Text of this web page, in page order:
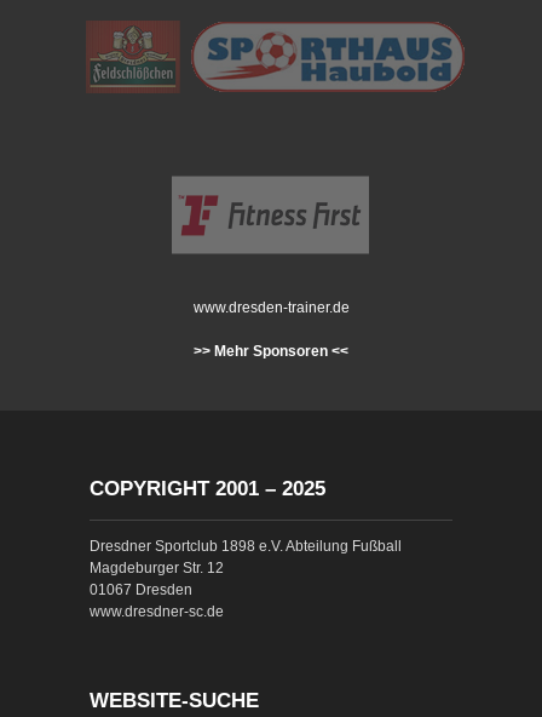
www.dresden-trainer.de
>> Mehr Sponsoren <<
COPYRIGHT 2001 – 2025
Dresdner Sportclub 1898 e.V. Abteilung Fußball
Magdeburger Str. 12
01067 Dresden
www.dresdner-sc.de
WEBSITE-SUCHE